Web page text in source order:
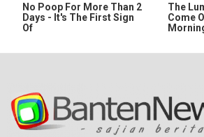
No Poop For More Than 2
Days - It's The First Sign
Of
The
Come